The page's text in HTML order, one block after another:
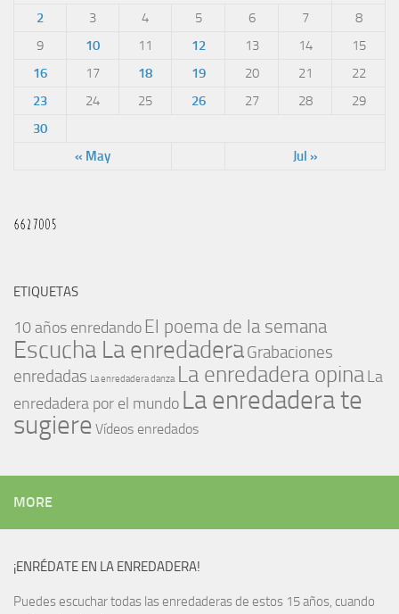
« May Jul »
2
3 4 5 6 7
8
9
10 11 12 13 14
15
16
17 18 19 20 21
22
23
24 25 26 27 28
29
30
ETIQUETAS
10 años enredando El poema de la semana
Escucha La enredaderaGrabaciones
enredadas La enredadera danza La enredadera opina La
enredadera por el mundo La enredadera te
sugiere Vídeos enredados
MORE
¡ENRÉDATE EN LA ENREDADERA!
Puedes escuchar todas las enredaderas de estos 15 años, cuando